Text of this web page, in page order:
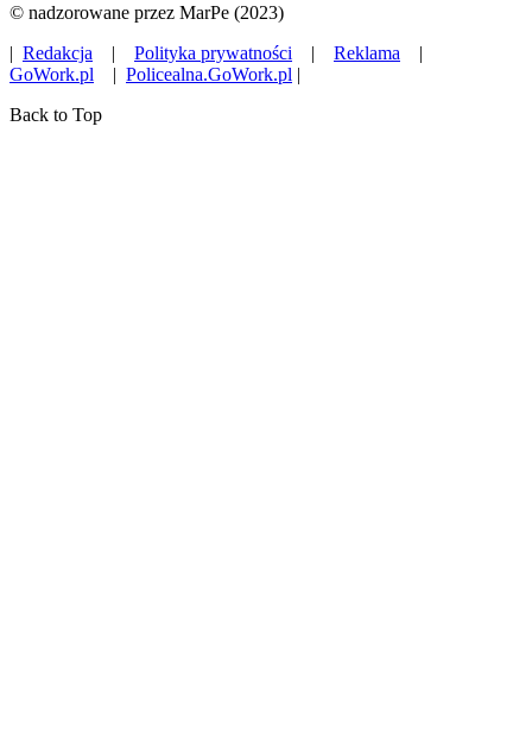
© nadzorowane przez MarPe (2023)
| Redakcja | Polityka prywatności | Reklama |
GoWork.pl | Policealna.GoWork.pl |
Back to Top